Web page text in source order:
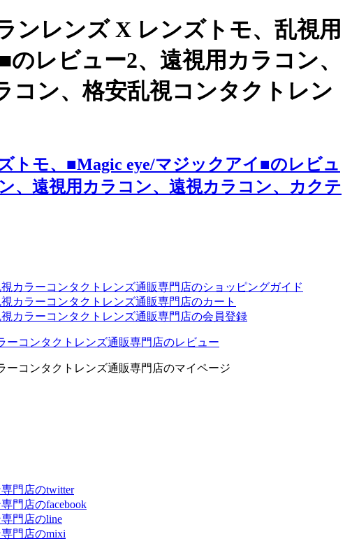
ンレンズ X レンズトモ、乱視用
レビュー2、遠視用カラコン、
コン、格安乱視コンタクトレン
トモ、■Magic eye/マジックアイ■のレビュ
、遠視用カラコン、遠視カラコン、カクテ
カラーコンタクトレンズ通販専門店のショッピングガイド
カラーコンタクトレンズ通販専門店のカート
カラーコンタクトレンズ通販専門店の会員登録
コンタクトレンズ通販専門店のレビュー
コンタクトレンズ通販専門店のマイページ
門店のtwitter
門店のfacebook
門店のline
門店のmixi